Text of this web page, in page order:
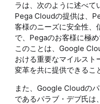
ラは、次のように述べ
Pega Cloudの提供は、
客様のニーズに安全性、
で、Pegaのお客様に極
このことは、Google
おける重要なマイルスト
変革を共に提供できるこ
また、Google Cloudの
であるパラブ・デブ氏は